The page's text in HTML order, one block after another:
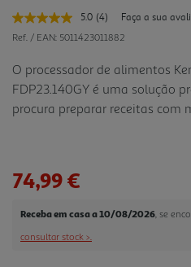
5.0 Leu
4
Link
para
a
mesma
página.
(4)
Faça a sua
Ref. / EAN: 5011423011882
O processador de alimentos
FDP23.140GY é uma solução
procura preparar receitas com
simplicidade no dia a dia. O
limpa e reduzindo a loiça.
74,99 €
Receba em casa a 10/08/2026 , se
consultar stock >.